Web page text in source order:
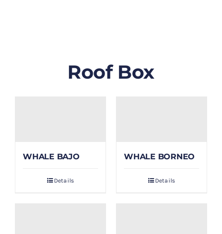
PAYMENT
Roof Box
WHALE BAJO
Details
WHALE BORNEO
Details